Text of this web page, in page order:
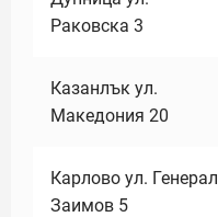
Раковска 3
Казанлък ул.
Македония 20
Карлово ул. Генерал
Заимов 5